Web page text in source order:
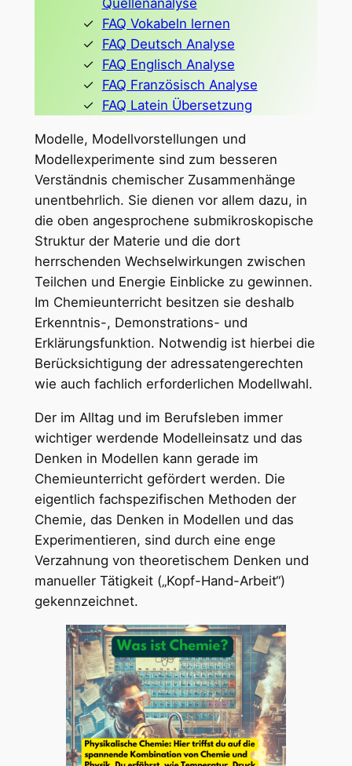
Quellenanalyse
FAQ Vokabeln lernen
FAQ Deutsch Analyse
FAQ Englisch Analyse
FAQ Französisch Analyse
FAQ Latein Übersetzung
Modelle, Modellvorstellungen und
Modellexperimente sind zum besseren
Verständnis chemischer Zusammenhänge
unentbehrlich. Sie dienen vor allem dazu, in
die oben angesprochene submikroskopische
Struktur der Materie und die dort
herrschenden Wechselwirkungen zwischen
Teilchen und Energie Einblicke zu gewinnen.
Im Chemieunterricht besitzen sie deshalb
Erkenntnis-, Demonstrations- und
Erklärungsfunktion. Notwendig ist hierbei die
Berücksichtigung der adressatengerechten
wie auch fachlich erforderlichen Modellwahl.
Der im Alltag und im Berufsleben immer
wichtiger werdende Modelleinsatz und das
Denken in Modellen kann gerade im
Chemieunterricht gefördert werden. Die
eigentlich fachspezifischen Methoden der
Chemie, das Denken in Modellen und das
Experimentieren, sind durch eine enge
Verzahnung von theoretischem Denken und
manueller Tätigkeit („Kopf-Hand-Arbeit“)
gekennzeichnet.